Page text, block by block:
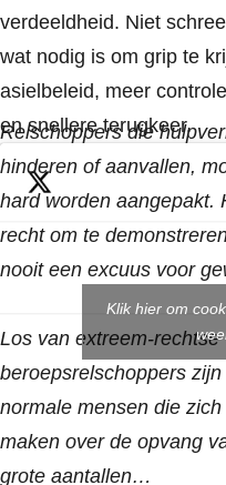
verdeeldheid. Niet
wat nodig is om grip te
asielbeleid, meer
en snellere terugkeer.
Relschoppers die
hinderen of aanvallen,
hard worden aangepakt.
recht om te
nooit een excuus voor
Los van extreem-rechtse
beroepsrelschoppers zijn
normale mensen die
maken over de opvang
grote aantallen…
Klik hier om